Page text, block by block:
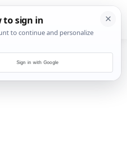
Sign in with Google